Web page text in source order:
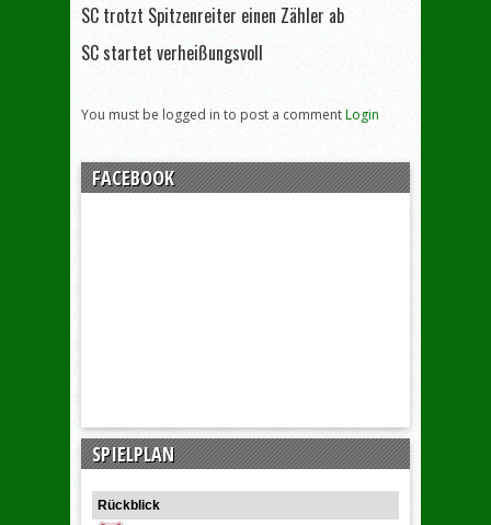
SC trotzt Spitzenreiter einen Zähler ab
SC startet verheißungsvoll
You must be logged in to post a commentLogin
FACEBOOK
SPIELPLAN
Rückblick